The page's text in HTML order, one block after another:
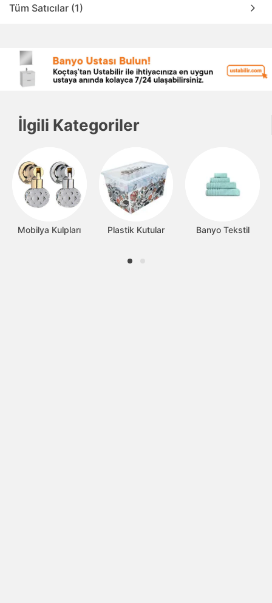
Tüm Satıcılar (1)
İlgili Kategoriler
Mobilya Kulpları Plastik Kutular Banyo Tekstil